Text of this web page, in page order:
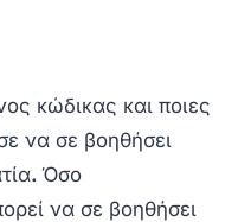
κώδικας και ποιες
να σε βοηθήσει
. Όσο
να σε βοηθήσει